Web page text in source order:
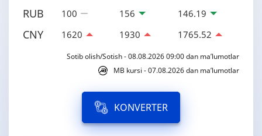
RUB 100 156 146.19
CNY 1620 1930 1765.52
Sotib olish/Sotish - 08.08.2026 09:00 dan ma’lumotlar
MB kursi - 07.08.2026 dan ma’lumotlar
KONVERTER